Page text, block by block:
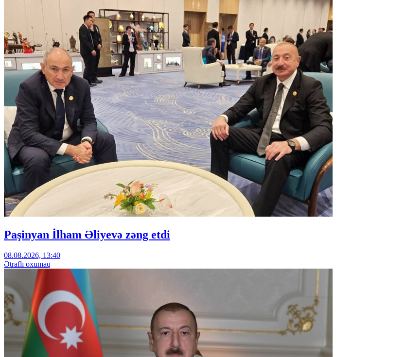
Paşinyan İlham Əliyevə zəng etdi
08.08.2026, 13:40
Ətraflı oxumaq